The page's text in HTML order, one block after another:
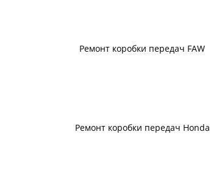
Ремонт коробки передач FAW
Ремонт коробки передач Honda